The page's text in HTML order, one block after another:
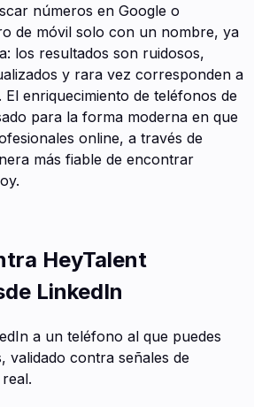
números en Google o
de móvil solo con un nombre, ya
los resultados son ruidosos,
y rara vez corresponden a
enriquecimiento de teléfonos de
para la forma moderna en que
online, a través de
más fiable de encontrar
HeyTalent
LinkedIn
a un teléfono al que puedes
validado contra señales de